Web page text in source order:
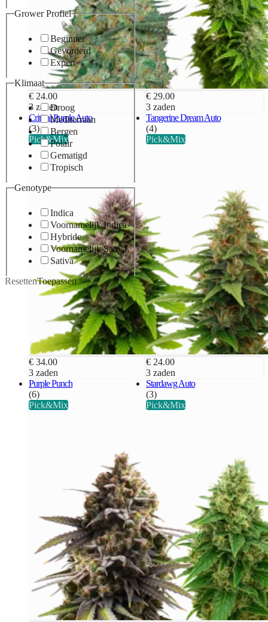
Grower Profiel
Beginner
Gevorderd
Expert
Klimaat
Droog
Mediterraan
Bergen
Polair
Gematigd
Tropisch
Genotype
Indica
Voornamelijk Indica
Hybride
Voornamelijk Sativa
Sativa
ResettenToepassen
€ 24.00
3 zaden
€ 29.00
3 zaden
Critical Purple Auto
(3)
Pick&Mix
€ 34.00
3 zaden
Tangerine Dream Auto
(4)
Pick&Mix
€ 24.00
3 zaden
Purple Punch
(6)
Pick&Mix
Stardawg Auto
(3)
Pick&Mix